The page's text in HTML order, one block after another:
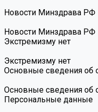
Новости Минздрава РФ
Новости Минздрава РФ
Экстремизму нет
Экстремизму нет
Основные сведения об
Основные сведения об
Персональные данные